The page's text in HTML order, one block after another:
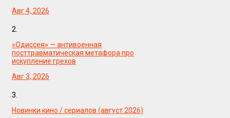
Авг 4, 2026
2.
«Одиссея» — антивоенная
посттравматическая метафора про
искупление грехов
Авг 3, 2026
3.
Новинки кино / сериалов (август 2026)